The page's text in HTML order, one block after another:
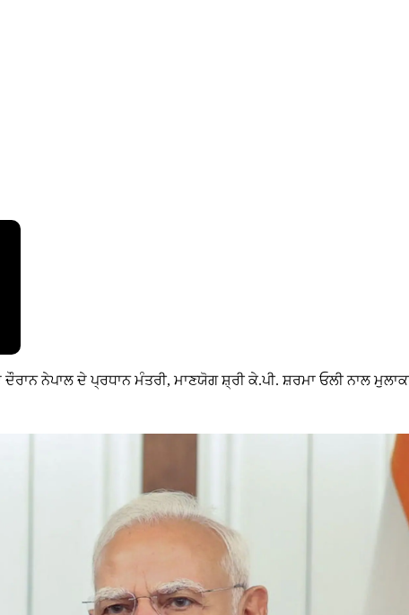
ਨੇਪਾਲ ਦੇ ਪ੍ਰਧਾਨ ਮੰਤਰੀ, ਮਾਣਯੋਗ ਸ਼੍ਰੀ ਕੇ.ਪੀ. ਸ਼ਰਮਾ ਓਲੀ ਨਾਲ